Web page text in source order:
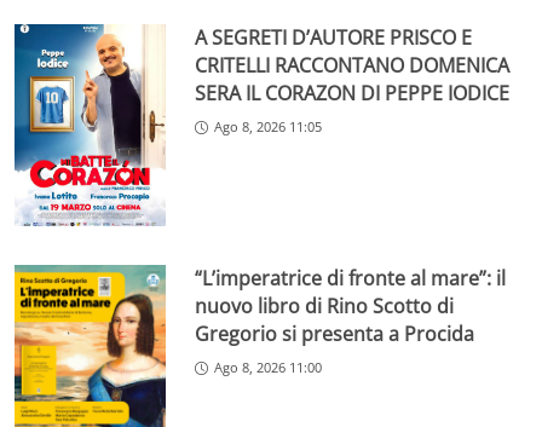
A SEGRETI D’AUTORE PRISCO E
CRITELLI RACCONTANO DOMENICA
SERA IL CORAZON DI PEPPE IODICE
Ago 8, 2026 11:05
“L’imperatrice di fronte al mare”: il
nuovo libro di Rino Scotto di
Gregorio si presenta a Procida
Ago 8, 2026 11:00